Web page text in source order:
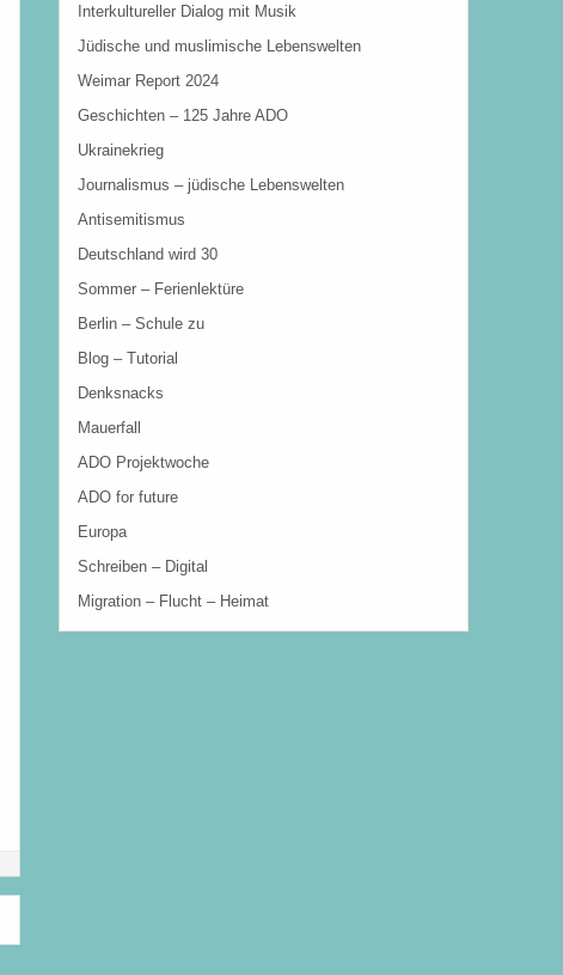
Interkultureller Dialog mit Musik
Jüdische und muslimische Lebenswelten
Weimar Report 2024
Geschichten – 125 Jahre ADO
Ukrainekrieg
Journalismus – jüdische Lebenswelten
Antisemitismus
Deutschland wird 30
Sommer – Ferienlektüre
Berlin – Schule zu
Blog – Tutorial
Denksnacks
Mauerfall
ADO Projektwoche
ADO for future
Europa
Schreiben – Digital
Migration – Flucht – Heimat